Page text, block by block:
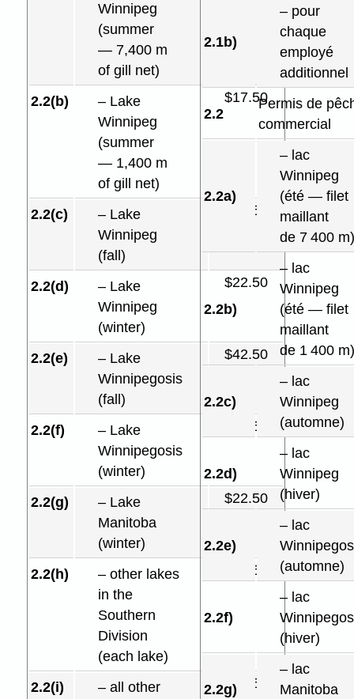
Winnipeg
(summer
— 7,400 m
of gill net)
2.2(b)
– Lake
Winnipeg
(summer
— 1,400 m
of gill net)
$17.50
2.2(c)
– Lake
Winnipeg
(fall)
$17.50
2.2(d)
– Lake
Winnipeg
(winter)
$22.50
2.2(e)
– Lake
Winnipegosis
(fall)
$42.50
2.2(f)
– Lake
Winnipegosis
(winter)
$22.50
2.2(g)
– Lake
Manitoba
(winter)
$22.50
2.2(h)
– other lakes
in the
Southern
Division
(each lake)
$12.50
2.2(i)
– all other
$12.50
2.1b)
– pour
chaque
employé
additionnel
2.2
Permis de
commercial
2.2a)
– lac
Winnipeg
(été — filet
maillant
de 7 400 m)
2.2b)
– lac
Winnipeg
(été — filet
maillant
de 1 400 m)
2.2c)
– lac
Winnipeg
(automne)
2.2d)
– lac
Winnipeg
(hiver)
2.2e)
– lac
(automne)
2.2f)
– lac
(hiver)
2.2g)
– lac
Manitoba